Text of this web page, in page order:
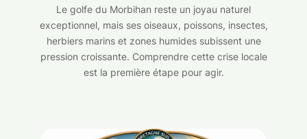
Le golfe du Morbihan reste un joyau naturel
exceptionnel, mais ses oiseaux, poissons, insectes,
herbiers marins et zones humides subissent une
pression croissante. Comprendre cette crise locale
est la première étape pour agir.